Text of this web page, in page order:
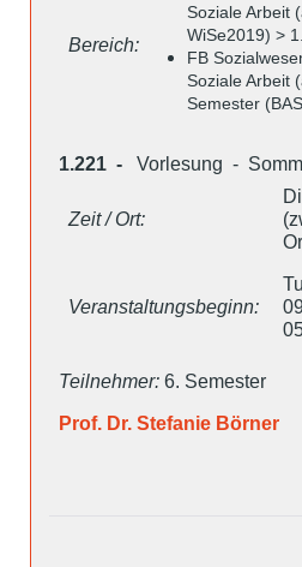
Bereich:
Soziale Arbeit
WiSe2019) >
FB
Soziale Arbeit
Semester
1.221 - Vorlesung -
Zeit / Ort:
Veranstaltungsbeginn:
Teilnehmer: 6. Semester
Prof. Dr. Stefanie Börner